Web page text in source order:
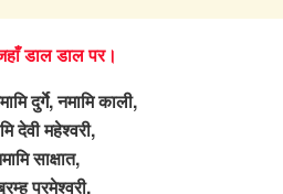
डाल डाल पर।
दुर्गे, नमामि काली,
देवी महेश्वरी,
साक्षात,
परमेश्वरी,